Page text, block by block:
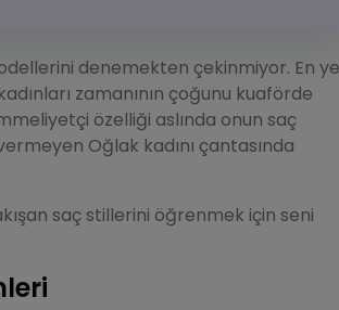
denemekten çekinmiyor. En
zamanının çoğunu kuaförde
özelliği aslında onun saç
Oğlak kadını çantasında
saç stillerini öğrenmek için seni